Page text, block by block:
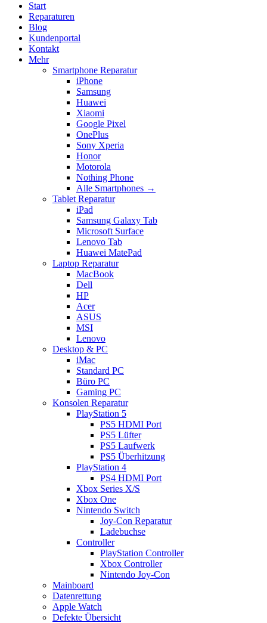
Start
Reparaturen
Blog
Kundenportal
Kontakt
Mehr
Smartphone Reparatur
iPhone
Samsung
Huawei
Xiaomi
Google Pixel
OnePlus
Sony Xperia
Honor
Motorola
Nothing Phone
Alle Smartphones →
Tablet Reparatur
iPad
Samsung Galaxy Tab
Microsoft Surface
Lenovo Tab
Huawei MatePad
Laptop Reparatur
MacBook
Dell
HP
Acer
ASUS
MSI
Lenovo
Desktop & PC
iMac
Standard PC
Büro PC
Gaming PC
Konsolen Reparatur
PlayStation 5
PS5 HDMI Port
PS5 Lüfter
PS5 Laufwerk
PS5 Überhitzung
PlayStation 4
PS4 HDMI Port
Xbox Series X/S
Xbox One
Nintendo Switch
Joy-Con Reparatur
Ladebuchse
Controller
PlayStation Controller
Xbox Controller
Nintendo Joy-Con
Mainboard
Datenrettung
Apple Watch
Defekte Übersicht